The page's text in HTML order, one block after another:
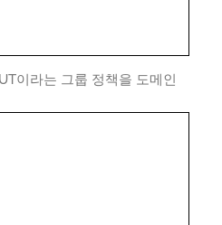
이라는 그룹 정책을 도메인